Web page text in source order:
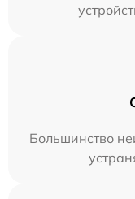
Большинство